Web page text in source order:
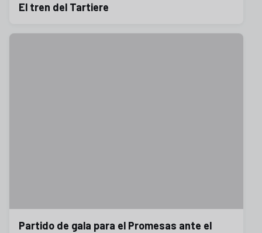
El tren del Tartiere
Partido de gala para el Promesas ante el